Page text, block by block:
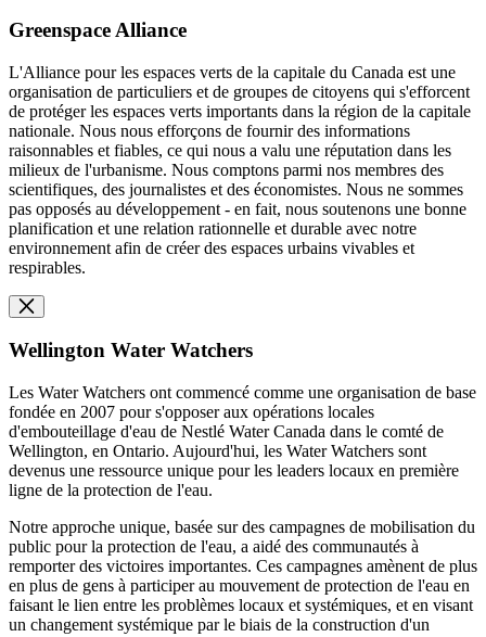
Greenspace Alliance
L'Alliance pour les espaces verts de la capitale du Canada est une
organisation de particuliers et de groupes de citoyens qui s'efforcent
de protéger les espaces verts importants dans la région de la capitale
nationale. Nous nous efforçons de fournir des informations
raisonnables et fiables, ce qui nous a valu une réputation dans les
milieux de l'urbanisme. Nous comptons parmi nos membres des
scientifiques, des journalistes et des économistes. Nous ne sommes
pas opposés au développement - en fait, nous soutenons une bonne
planification et une relation rationnelle et durable avec notre
environnement afin de créer des espaces urbains vivables et
respirables.
Wellington Water Watchers
Les Water Watchers ont commencé comme une organisation de base
fondée en 2007 pour s'opposer aux opérations locales
d'embouteillage d'eau de Nestlé Water Canada dans le comté de
Wellington, en Ontario. Aujourd'hui, les Water Watchers sont
devenus une ressource unique pour les leaders locaux en première
ligne de la protection de l'eau.
Notre approche unique, basée sur des campagnes de mobilisation du
public pour la protection de l'eau, a aidé des communautés à
remporter des victoires importantes. Ces campagnes amènent de plus
en plus de gens à participer au mouvement de protection de l'eau en
faisant le lien entre les problèmes locaux et systémiques, et en visant
un changement systémique par le biais de la construction d'un